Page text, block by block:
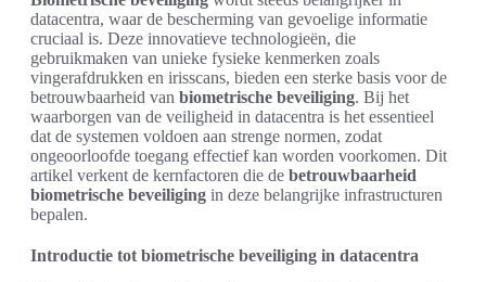
datacentra, waar de bescherming van gevoelige informatie
cruciaal is. Deze innovatieve technologieën, die
gebruikmaken van unieke fysieke kenmerken zoals
vingerafdrukken en irisscans, bieden een sterke basis voor de
betrouwbaarheid van biometrische beveiliging. Bij het
waarborgen van de veiligheid in datacentra is het essentieel
dat de systemen voldoen aan strenge normen, zodat
ongeoorloofde toegang effectief kan worden voorkomen. Dit
artikel verkent de kernfactoren die de betrouwbaarheid
biometrische beveiliging in deze belangrijke infrastructuren
bepalen.
Introductie tot biometrische beveiliging in datacentra